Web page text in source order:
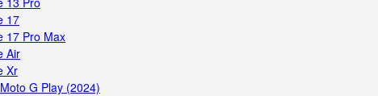
17
17 Pro Max
Air
Xr
G Play (2024)